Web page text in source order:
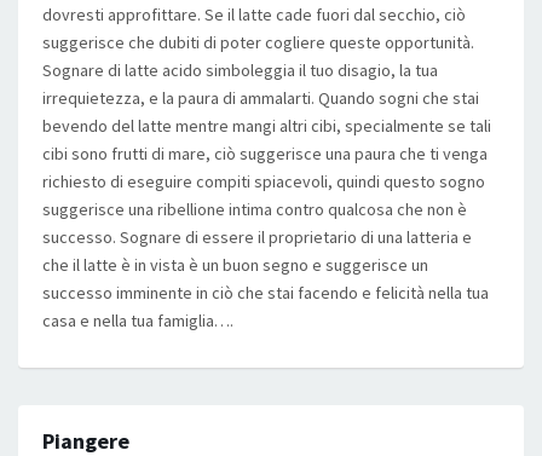
dovresti approfittare. Se il latte cade fuori dal secchio, ciò
suggerisce che dubiti di poter cogliere queste opportunità.
Sognare di latte acido simboleggia il tuo disagio, la tua
irrequietezza, e la paura di ammalarti. Quando sogni che stai
bevendo del latte mentre mangi altri cibi, specialmente se tali
cibi sono frutti di mare, ciò suggerisce una paura che ti venga
richiesto di eseguire compiti spiacevoli, quindi questo sogno
suggerisce una ribellione intima contro qualcosa che non è
successo. Sognare di essere il proprietario di una latteria e
che il latte è in vista è un buon segno e suggerisce un
successo imminente in ciò che stai facendo e felicità nella tua
casa e nella tua famiglia….
Piangere